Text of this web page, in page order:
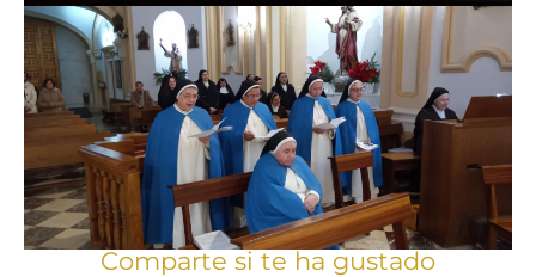
Comparte si te ha gustado